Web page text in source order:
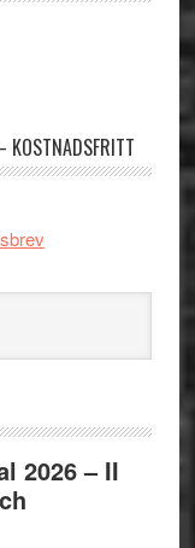
KOSTNADSFRITT
2026 – II